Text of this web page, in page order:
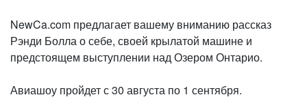
NewCa.com предлагает вашему вниманию рассказ
Рэнди Болла о себе, своей крылатой машине и
предстоящем выступлении над Озером Онтарио.
Авиашоу пройдет с 30 августа по 1 сентября.